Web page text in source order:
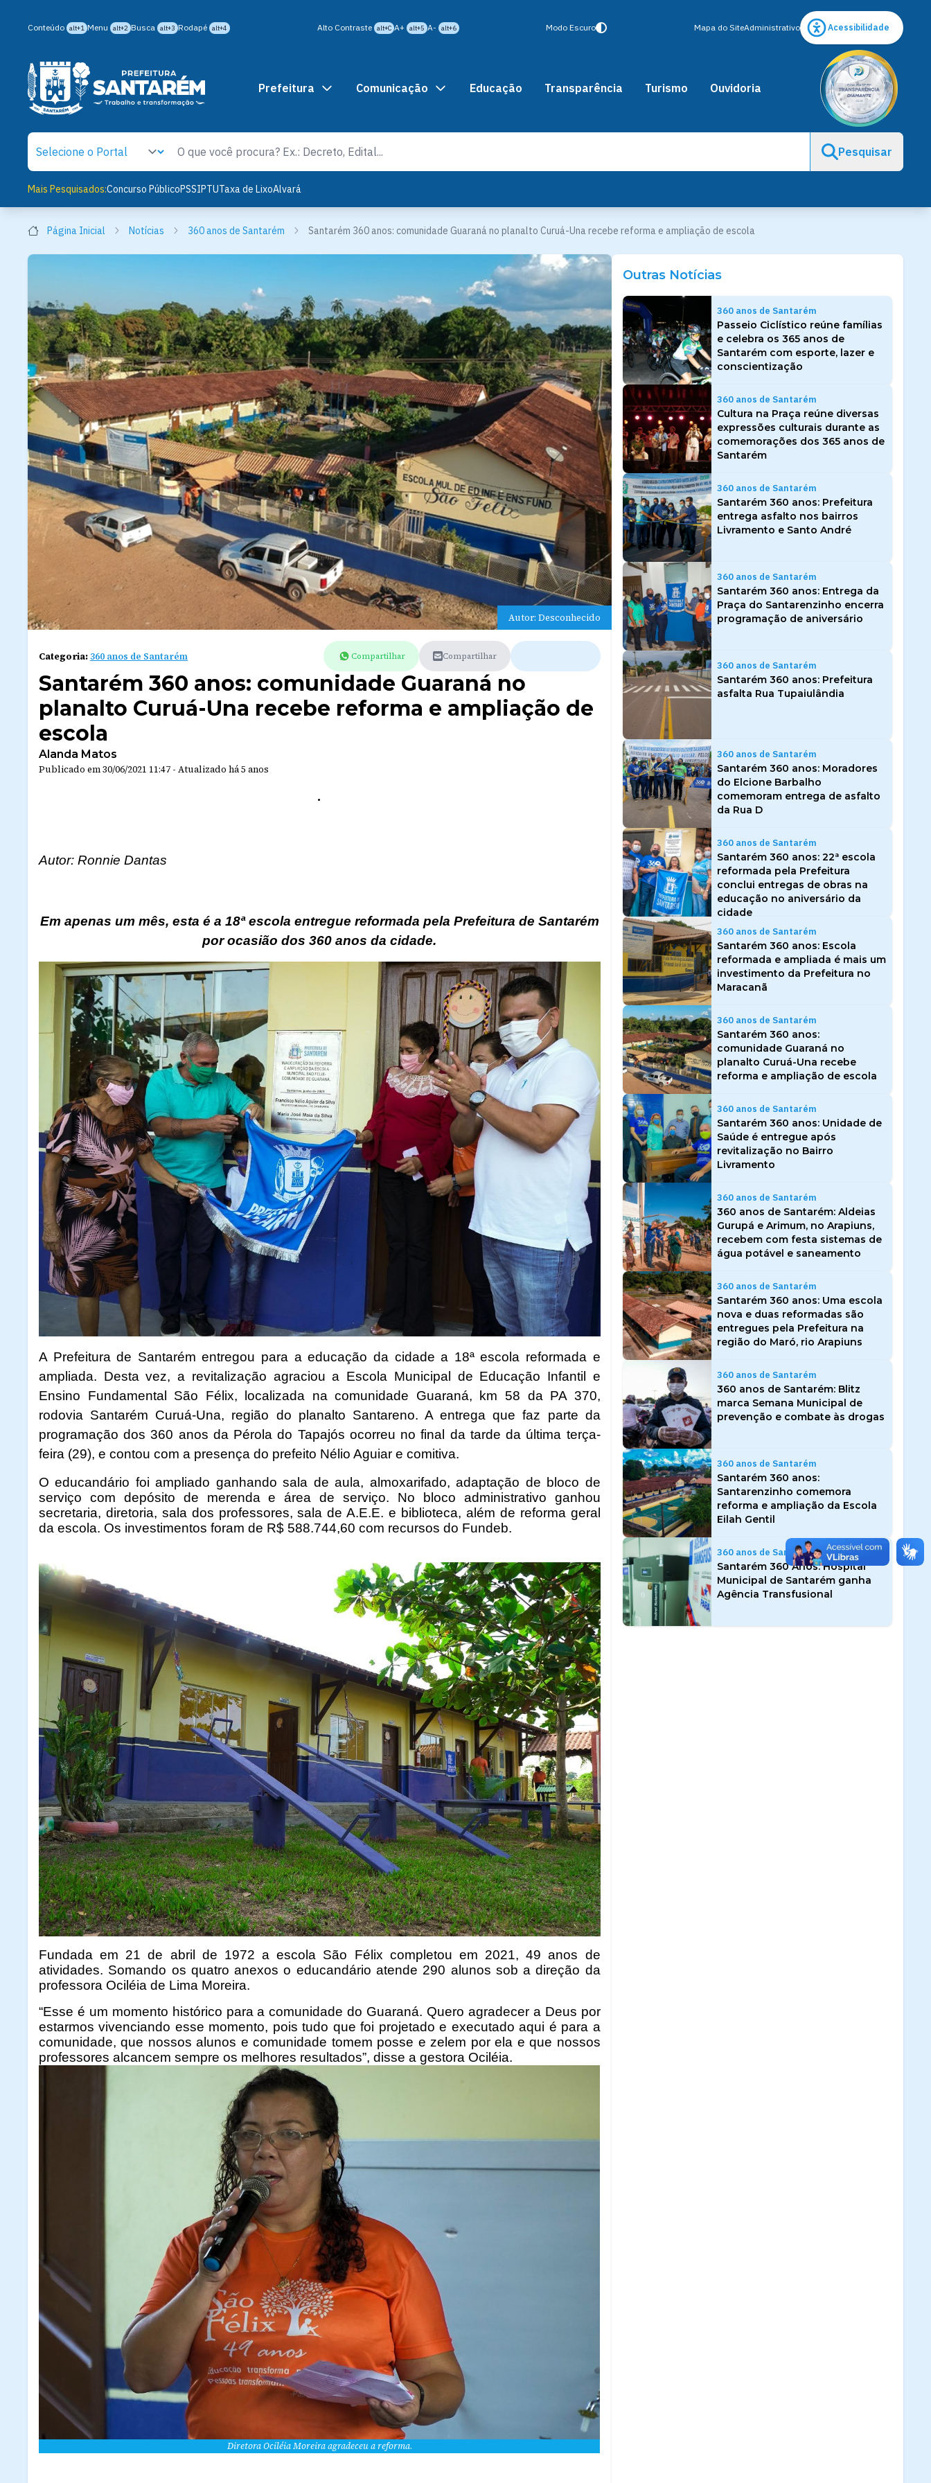
Conteúdo alt+1 Menu alt+2 Busca alt+3 Rodapé alt+4 Alto Contraste alt+C A+ alt+5 A- alt+6 Modo Escuro Mapa do SiteAdministrativo Acessibilidade
Prefeitura Comunicação Educação Transparência Turismo Ouvidoria
Pesquisar
Mais Pesquisados:Concurso PúblicoPSSIPTUTaxa de LixoAlvará
Página Inicial Notícias 360 anos de Santarém Santarém 360 anos: comunidade Guaraná no planalto Curuá-Una recebe reforma e ampliação de escola
Autor: Desconhecido
Categoria:360 anos de Santarém Compartilhar Compartilhar
Santarém 360 anos: comunidade Guaraná no
planalto Curuá-Una recebe reforma e ampliação de
escola
Alanda Matos
Publicado em30/06/2021 11:47 - Atualizado há 5 anos
.
Autor: Ronnie Dantas
Em apenas um mês, esta é a 18ª escola entregue reformada pela Prefeitura de Santarém
por ocasião dos 360 anos da cidade.
A Prefeitura de Santarém entregou para a educação da cidade a 18ª escola reformada e
ampliada. Desta vez, a revitalização agraciou a Escola Municipal de Educação Infantil e
Ensino Fundamental São Félix, localizada na comunidade Guaraná, km 58 da PA 370,
rodovia Santarém Curuá-Una, região do planalto Santareno. A entrega que faz parte da
programação dos 360 anos da Pérola do Tapajós ocorreu no final da tarde da última terça-
feira (29), e contou com a presença do prefeito Nélio Aguiar e comitiva.
O educandário foi ampliado ganhando sala de aula, almoxarifado, adaptação de bloco de
serviço com depósito de merenda e área de serviço. No bloco administrativo ganhou
secretaria, diretoria, sala dos professores, sala de A.E.E. e biblioteca, além de reforma geral
da escola. Os investimentos foram de R$ 588.744,60 com recursos do Fundeb.
Fundada em 21 de abril de 1972 a escola São Félix completou em 2021, 49 anos de
atividades. Somando os quatro anexos o educandário atende 290 alunos sob a direção da
professora Ociléia de Lima Moreira.
“Esse é um momento histórico para a comunidade do Guaraná. Quero agradecer a Deus por
estarmos vivenciando esse momento, pois tudo que foi projetado e executado aqui é para a
comunidade, que nossos alunos e comunidade tomem posse e zelem por ela e que nossos
professores alcancem sempre os melhores resultados”, disse a gestora Ociléia.
Diretora Ociléia Moreira agradeceu a reforma.
Outras Notícias
360 anos de Santarém
Passeio Ciclístico reúne famílias
e celebra os 365 anos de
Santarém com esporte, lazer e
conscientização
360 anos de Santarém
Cultura na Praça reúne diversas
expressões culturais durante as
comemorações dos 365 anos de
Santarém
360 anos de Santarém
Santarém 360 anos: Prefeitura
entrega asfalto nos bairros
Livramento e Santo André
360 anos de Santarém
Santarém 360 anos: Entrega da
Praça do Santarenzinho encerra
programação de aniversário
360 anos de Santarém
Santarém 360 anos: Prefeitura
asfalta Rua Tupaiulândia
360 anos de Santarém
Santarém 360 anos: Moradores
do Elcione Barbalho
comemoram entrega de asfalto
da Rua D
360 anos de Santarém
Santarém 360 anos: 22ª escola
reformada pela Prefeitura
conclui entregas de obras na
educação no aniversário da
cidade
360 anos de Santarém
Santarém 360 anos: Escola
reformada e ampliada é mais um
investimento da Prefeitura no
Maracanã
360 anos de Santarém
Santarém 360 anos:
comunidade Guaraná no
planalto Curuá-Una recebe
reforma e ampliação de escola
360 anos de Santarém
Santarém 360 anos: Unidade de
Saúde é entregue após
revitalização no Bairro
Livramento
360 anos de Santarém
360 anos de Santarém: Aldeias
Gurupá e Arimum, no Arapiuns,
recebem com festa sistemas de
água potável e saneamento
360 anos de Santarém
Santarém 360 anos: Uma escola
nova e duas reformadas são
entregues pela Prefeitura na
região do Maró, rio Arapiuns
360 anos de Santarém
360 anos de Santarém: Blitz
marca Semana Municipal de
prevenção e combate às drogas
360 anos de Santarém
Santarém 360 anos:
Santarenzinho comemora
reforma e ampliação da Escola
Eilah Gentil
360 anos de Santarém
Santarém 360 Anos: Hospital
Municipal de Santarém ganha
Agência Transfusional